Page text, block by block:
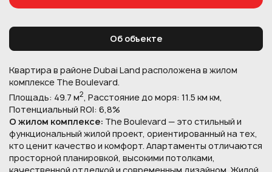
Об объекте
Квартира в районе Dubai Land расположена в жилом
комплексе The Boulevard.
Площадь: 49.7 м2, Расстояние до моря: 11.5 км км,
Потенциальный ROI: 6,8%
О жилом комплексе: The Boulevard — это стильный и
функциональный жилой проект, ориентированный на тех,
кто ценит качество и комфорт. Апартаменты отличаются
просторной планировкой, высокими потолками,
качественной отделкой и современным дизайном. Жилой